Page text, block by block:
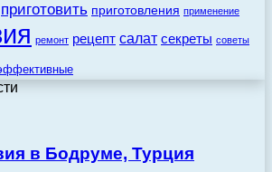
приготовить приготовления применение
ремонт рецепт салат секреты советы
в Бодруме, Турция